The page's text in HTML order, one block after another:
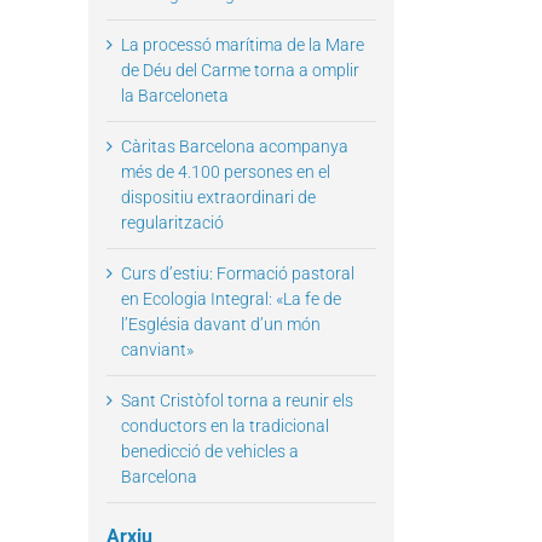
La processó marítima de la Mare
de Déu del Carme torna a omplir
la Barceloneta
Càritas Barcelona acompanya
més de 4.100 persones en el
dispositiu extraordinari de
regularització
Curs d’estiu: Formació pastoral
en Ecologia Integral: «La fe de
l’Església davant d’un món
canviant»
Sant Cristòfol torna a reunir els
conductors en la tradicional
benedicció de vehicles a
Barcelona
Arxiu